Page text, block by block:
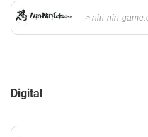
nin-nin-
Digital